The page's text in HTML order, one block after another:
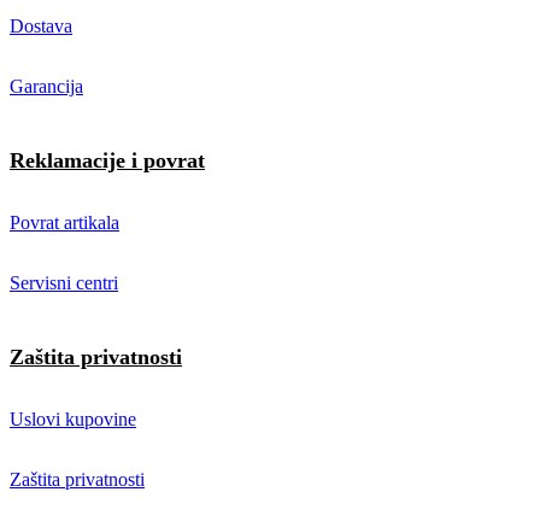
Dostava
Garancija
Reklamacije i povrat
Povrat artikala
Servisni centri
Zaštita privatnosti
Uslovi kupovine
Zaštita privatnosti